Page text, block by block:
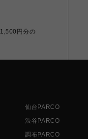
円分の
仙台PARCO
渋谷PARCO
調布PARCO